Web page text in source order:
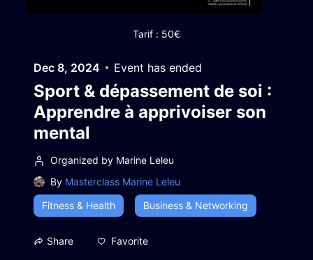
Tarif : 50€
Dec 8, 2024 Event has ended
Sport & dépassement de soi :
Apprendre à apprivoiser son
mental
Organized by Marine Leleu
By Masterclass Marine Leleu
Fitness & Health
Business & Networking
Share Favorite